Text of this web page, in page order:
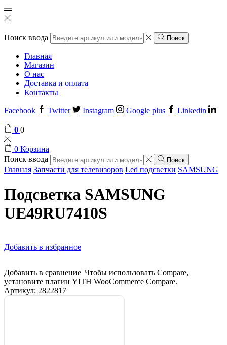
Поиск ввода Поиск
Главная
Магазин
О нас
Доставка и оплата
Контакты
Facebook Twitter Instagram Google plus Linkedin
0 0
0 Корзина
Поиск ввода
Поиск
Главная Запчасти для телевизоров Led подсветки SAMSUNG
Подсветка SAMSUNG
UЕ49RU7410S
Добавить в избранное
Добавить в сравнение Чтобы использовать Compare,
установите плагин YITH WooCommerce Compare.
Артикул: 2822817